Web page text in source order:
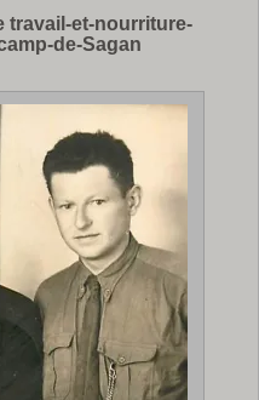
travail-et-nourriture-
de-Sagan